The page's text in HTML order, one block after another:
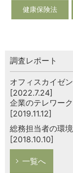
健康保険法
調査レポート
オフィスカイゼ
[2022.7.24]
企業のテレワー
[2019.11.12]
総務担当者の環
[2018.10.10]
一覧へ